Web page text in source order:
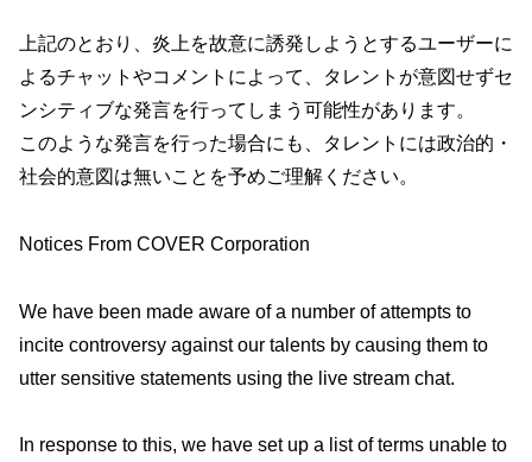
上記のとおり、炎上を故意に誘発しようとするユーザーに
よるチャットやコメントによって、タレントが意図せずセ
ンシティブな発言を行ってしまう可能性があります。
このような発言を行った場合にも、タレントには政治的・
社会的意図は無いことを予めご理解ください。
Notices From COVER Corporation
We have been made aware of a number of attempts to
incite controversy against our talents by causing them to
utter sensitive statements using the live stream chat.
In response to this, we have set up a list of terms unable to